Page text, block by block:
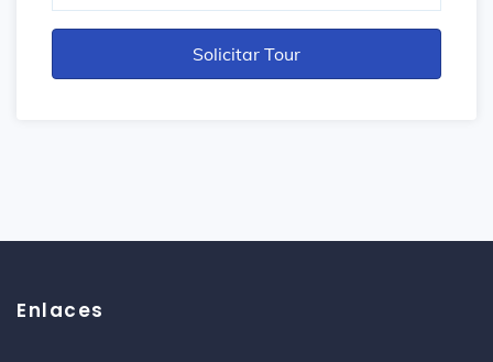
Enlaces